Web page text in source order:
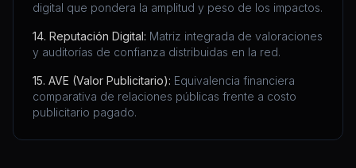
digital que pondera la amplitud y peso de los impactos.
14. Reputación Digital: Matriz integrada de valoraciones
y auditorías de confianza distribuidas en la red.
15. AVE (Valor Publicitario): Equivalencia financiera
comparativa de relaciones públicas frente a costo
publicitario pagado.